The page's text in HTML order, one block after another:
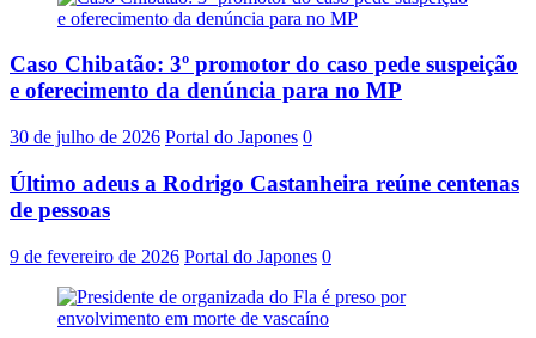
Caso Chibatão: 3º promotor do caso pede suspeição
e oferecimento da denúncia para no MP
30 de julho de 2026 Portal do Japones 0
Último adeus a Rodrigo Castanheira reúne centenas
de pessoas
9 de fevereiro de 2026 Portal do Japones 0